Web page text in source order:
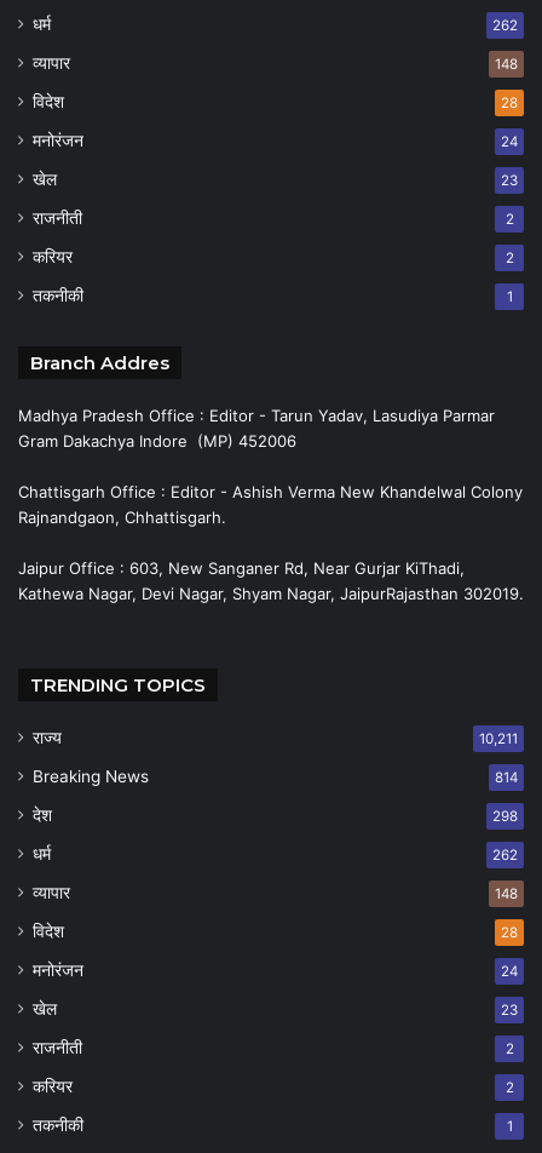
धर्म 262
व्यापार 148
विदेश 28
मनोरंजन 24
खेल 23
राजनीती 2
करियर 2
तकनीकी 1
Branch Addres
Madhya Pradesh Office : Editor - Tarun Yadav, Lasudiya Parmar
Gram Dakachya Indore (MP) 452006
Chattisgarh Office : Editor - Ashish Verma New Khandelwal Colony
Rajnandgaon, Chhattisgarh.
Jaipur Office : 603, New Sanganer Rd, Near Gurjar KiThadi,
Kathewa Nagar, Devi Nagar, Shyam Nagar, JaipurRajasthan 302019.
TRENDING TOPICS
राज्य 10,211
Breaking News 814
देश 298
धर्म 262
व्यापार 148
विदेश 28
मनोरंजन 24
खेल 23
राजनीती 2
करियर 2
तकनीकी 1